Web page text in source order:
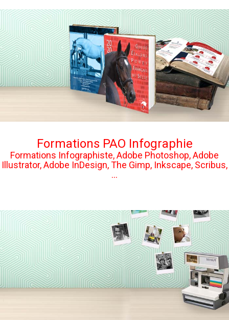
Formations PAO Infographie
Formations Infographiste, Adobe Photoshop, Adobe
Illustrator, Adobe InDesign, The Gimp, Inkscape, Scribus,
...